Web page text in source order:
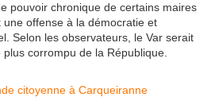
pouvoir chronique de certains maires
offense à la démocratie et
Selon les observateurs, le Var serait
corrompu de la République.